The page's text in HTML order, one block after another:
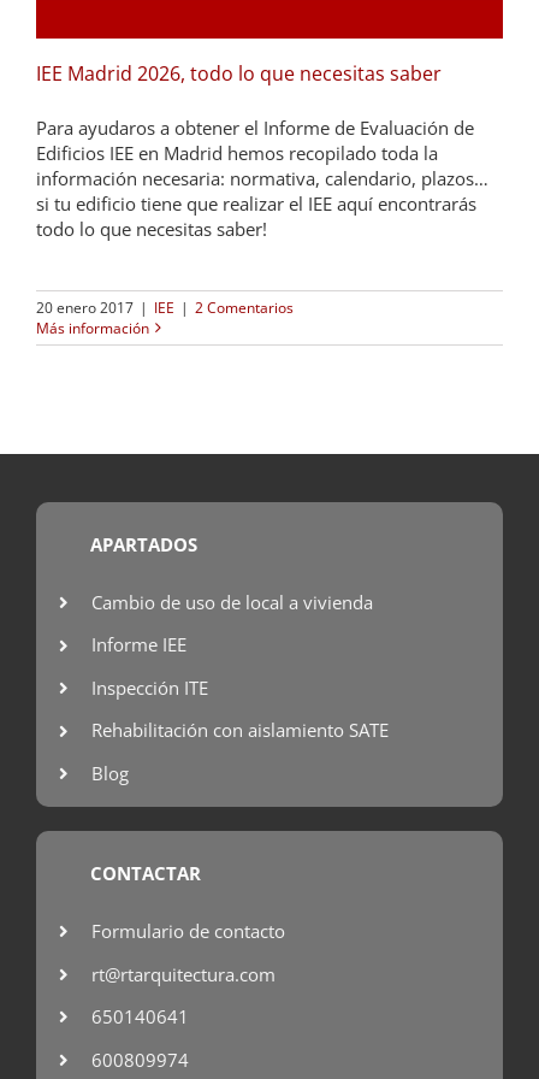
IEE Madrid 2026, todo lo que necesitas saber
Para ayudaros a obtener el Informe de Evaluación de
Edificios IEE en Madrid hemos recopilado toda la
información necesaria: normativa, calendario, plazos…
si tu edificio tiene que realizar el IEE aquí encontrarás
todo lo que necesitas saber!
20 enero 2017 | IEE | 2 Comentarios
Más información
APARTADOS
Cambio de uso de local a vivienda
Informe IEE
Inspección ITE
Rehabilitación con aislamiento SATE
Blog
CONTACTAR
Formulario de contacto
rt@rtarquitectura.com
650140641
600809974